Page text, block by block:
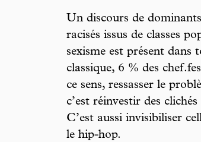
Un discours de
racisés issus de classes
sexisme est présent dans
classique, 6 % des
ce sens, ressasser le
c’est réinvestir des
C’est aussi invisibiliser
le hip-hop.